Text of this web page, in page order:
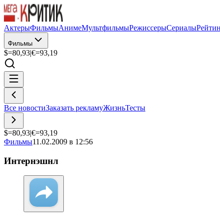
АктерыФильмыАнимеМультфильмыРежиссерыСериалы
Фильмы
$=80,93|€=93,19
Все новостиЗаказать рекламуЖизньТесты
$=80,93|€=93,19
Фильмы11.02.2009 в 12:56
Интернэшнл